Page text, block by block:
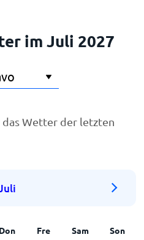
im Juli 2027
Wetter der letzten
Don Fre Sam Son